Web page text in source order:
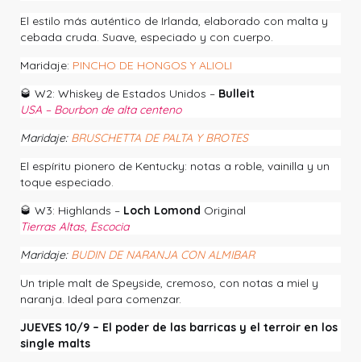
El estilo más auténtico de Irlanda, elaborado con malta y
cebada cruda. Suave, especiado y con cuerpo.
Maridaje: PINCHO DE HONGOS Y ALIOLI
🥃 W2: Whiskey de Estados Unidos – Bulleit
USA – Bourbon de alta centeno
Maridaje: BRUSCHETTA DE PALTA Y BROTES
El espíritu pionero de Kentucky: notas a roble, vainilla y un
toque especiado.
🥃 W3: Highlands – Loch Lomond Original
Tierras Altas, Escocia
Maridaje: BUDIN DE NARANJA CON ALMIBAR
Un triple malt de Speyside, cremoso, con notas a miel y
naranja. Ideal para comenzar.
JUEVES 10/9 – El poder de las barricas y el terroir en los
single malts